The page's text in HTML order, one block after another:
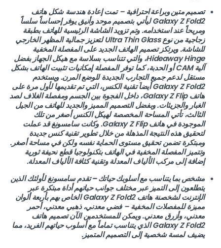
تصميم متين وبراعة احترافية– تمت إعادة هندسة شكل هاتف
Galaxy Z Fold2 ليأتي بتصميم موحد وأنيق يوفر إحساساً سلساً
ومريحاً عند استخدامه. وتم تزويد الشاشة الرئيسية للهاتف بطبقة
زجاجية من نوع Ultra Thin Glass لتعزيز جمالية المظهر الخارجي
للشاشة. ويرتكز تصميم الهاتف الجديد على المفصلة المخفية
Hideaway Hinge، والتي تتناسب بسلاسة مع هيكل الجهاز بفضل
آلية CAM أو الحدبة، كما توفر المفصلة إمكانيات تثبيت الهاتف بشكل
مستقل لدعم جميع التجارب الجديدة للوضع المرن. ويستخدم
Galaxy Z Fold2 أيضاَ تقنية الكنس، التي تم تقديمها لأول مرة على
هاتف Galaxy Z Flip، داخل الفجوة بين الجسم ومفصلة الغلاف لصد
الغبار والجزيئات. وبفضل التصميم المميز والجديد للهاتف من الجيل
الثالث، تأتي المساحة المخصصة لهيكل الكنس أصغر من تلك
الموجودة في هاتف Galaxy Z Flip. وكانت سامسونغ قد عملت
لتحقيق هذه النتيجة المذهلة من خلال تطوير تقنية كنس جديدة
ومبتكرة تضمن تحقيق مستوى الحماية نفسه ولكن في مساحة أصغر.
وتتميز المفصلة المخفية في الهاتف بتكنولوجيا قطع نحيفة ثورية
إضافة إلى مركب الألياف المعدلة وتقنية كثافة الألياف المعدلة.
مشخص بما يتناسب مع أسلوبك حياتك–تقدم سامسونغ لأولئك الذين
يتطلعون إلى التميز عبر مختلف جوانب حياتهم أداة مبتكرة عبر
الإنترنت لشخصنة هاتف Galaxy Z Fold2 الخاص بهم بأربعة ألوان
مميزة للمفصلات المخفية – فضي معدني، ذهبي معدني، أحمر
معدني، وأزرق معدني. ويمكن للمستخدمين الآن تصميم هاتف
Galaxy Z Fold2 الذي يتناسب تماماً مع أسلوب حياتهم الفريد، مما
يضيف لمسة شخصية إلى التصميم المتميز.